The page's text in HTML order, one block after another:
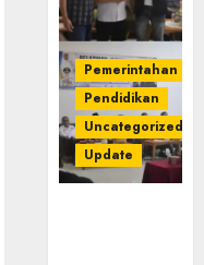
Pemerintahan
Pendidikan
Uncategorized
Update